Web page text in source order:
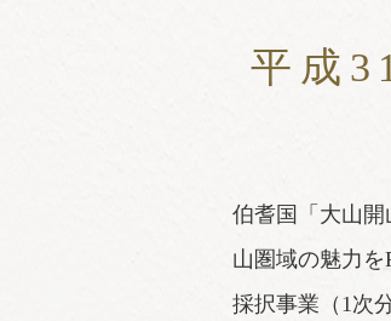
平成
伯耆国「大山
山圏域の魅力
採択事業（1次